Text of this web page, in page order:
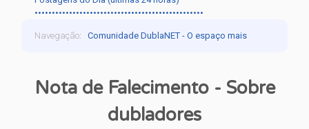
•••••••••••••••••••••••••••••••••••••••••••••••••
Navegação:Comunidade DublaNET - O espaço mais
Nota de Falecimento - Sobre
dubladores